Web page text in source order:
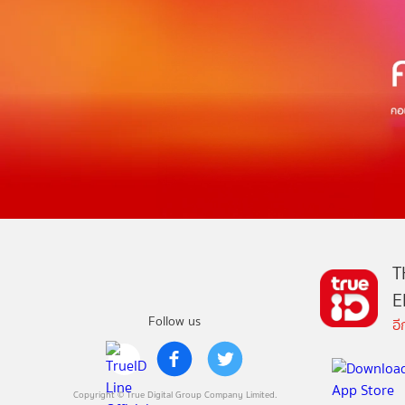
Follow us
Copyright © True Digital Group Company Limited.
อี